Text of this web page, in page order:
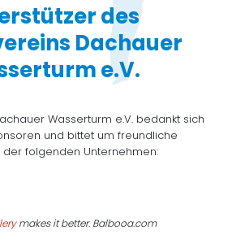
des
Dachauer
e.V.
Wasserturm e.V. bedankt sich
und bittet um freundliche
der folgenden Unternehmen:
makes it better. Balbooa.com